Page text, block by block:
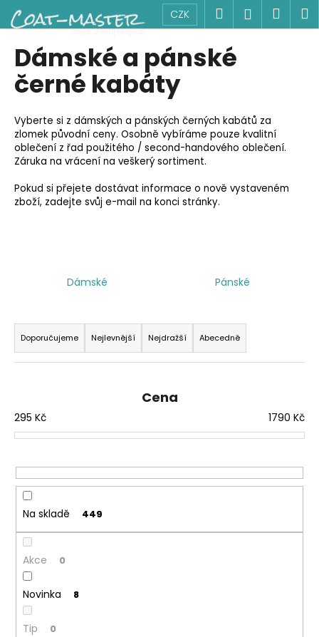
Přejít
na
obsah
CZK Hledat
Dámské a pánské
černé kabáty
Vyberte si z dámských a pánských černých kabátů za
zlomek původní ceny. Osobně vybíráme pouze kvalitní
oblečení z řad použitého / second-handového oblečení.
Záruka na vrácení na veškerý sortiment.
Pokud si přejete dostávat informace o nově vystaveném
zboží, zadejte svůj e-mail na konci stránky.
Dámské Pánské
Ř
a
z
í
p
o
d
u
k
ů
Doporučujeme Nejlevnější Nejdražší Abecedně
Cena
295 Kč 1790 Kč
Na skladě 449
Akce 0
Novinka 8
Tip 0
o
C
o
p
o
t
ř
e
b
n
a
j
?
HLEDAT